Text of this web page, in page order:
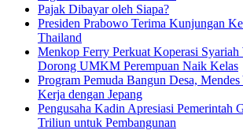
Pajak Dibayar oleh Siapa?
Presiden Prabowo Terima Kunjungan
Thailand
Menkop Ferry Perkuat Koperasi
Dorong UMKM Perempuan Naik Kelas
Program Pemuda Bangun Desa,
Kerja dengan Jepang
Pengusaha Kadin Apresiasi Pemerintah
Triliun untuk Pembangunan